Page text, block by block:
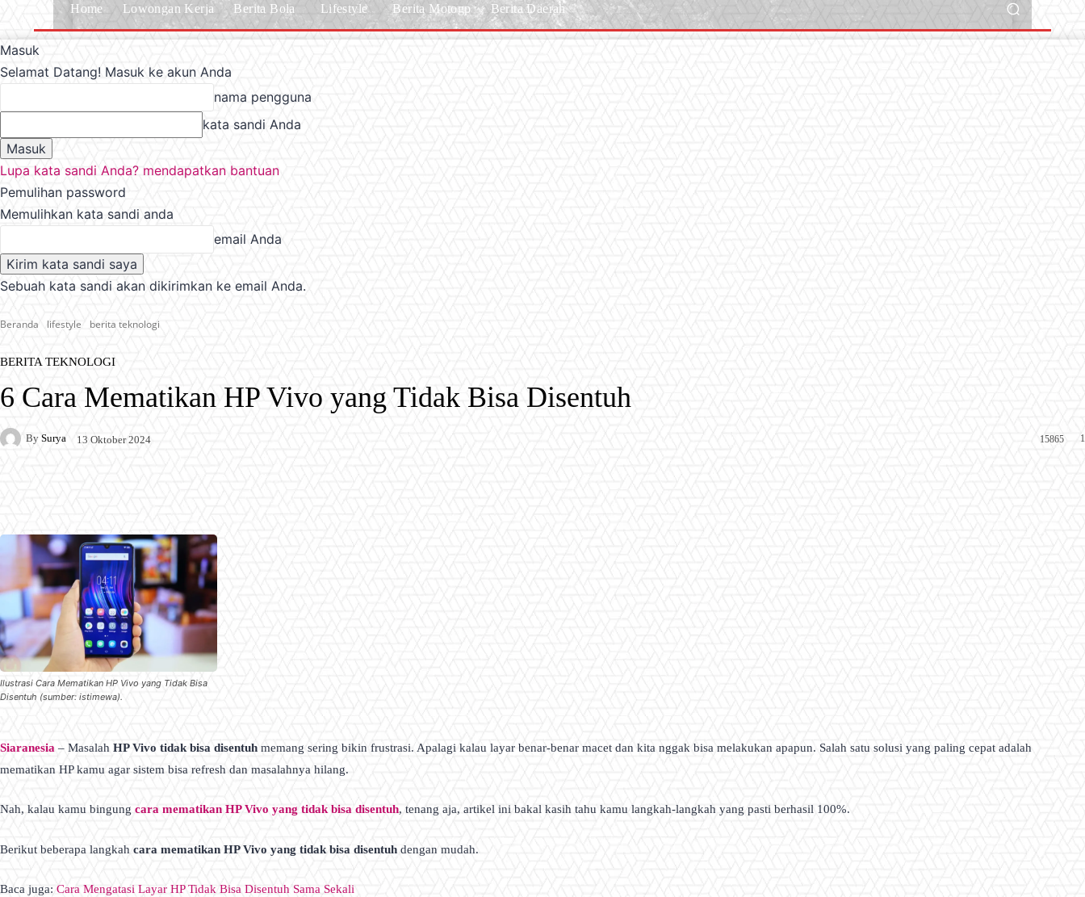
Home Lowongan Kerja Berita Bola Lifestyle Berita Motogp Berita Daerah
Masuk
Selamat Datang! Masuk ke akun Anda
nama pengguna
kata sandi Anda
Lupa kata sandi Anda? mendapatkan bantuan
Pemulihan password
Memulihkan kata sandi anda
email Anda
Sebuah kata sandi akan dikirimkan ke email Anda.
Beranda lifestyle berita teknologi
BERITA TEKNOLOGI
6 Cara Mematikan HP Vivo yang Tidak Bisa Disentuh
By Surya 13 Oktober 2024 1
15865
Ilustrasi Cara Mematikan HP Vivo yang Tidak Bisa
Disentuh (sumber: istimewa).
Siaranesia – Masalah HP Vivo tidak bisa disentuh memang sering bikin frustrasi. Apalagi kalau layar benar-benar macet dan kita nggak bisa melakukan apapun. Salah satu solusi yang paling cepat adalah
mematikan HP kamu agar sistem bisa refresh dan masalahnya hilang.
Nah, kalau kamu bingung cara mematikan HP Vivo yang tidak bisa disentuh, tenang aja, artikel ini bakal kasih tahu kamu langkah-langkah yang pasti berhasil 100%.
Berikut beberapa langkah cara mematikan HP Vivo yang tidak bisa disentuh dengan mudah.
Baca juga: Cara Mengatasi Layar HP Tidak Bisa Disentuh Sama Sekali